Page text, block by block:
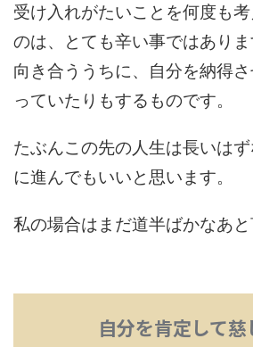
受け入れがたいことを何度も
のは、とても辛い事ではあり
向き合ううちに、自分を納得
っていたりもするものです。
たぶんこの先の人生は長いは
に進んでもいいと思います。
私の場合はまだ道半ばかなあと
自分を肯定して慈